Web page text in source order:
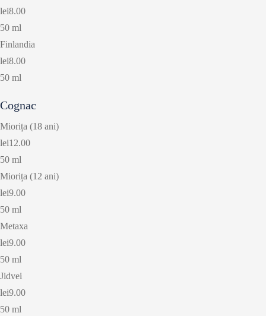
lei8.00
50 ml
Finlandia
lei8.00
50 ml
Cognac
Miorița (18 ani)
lei12.00
50 ml
Miorița (12 ani)
lei9.00
50 ml
Metaxa
lei9.00
50 ml
Jidvei
lei9.00
50 ml